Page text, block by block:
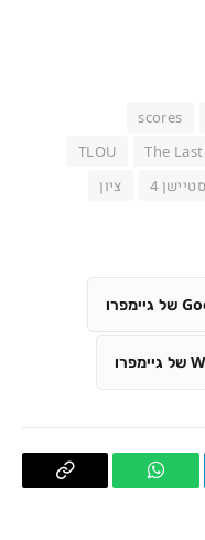
scores
The
TLOU
4
ציון
WhatsApp העתק